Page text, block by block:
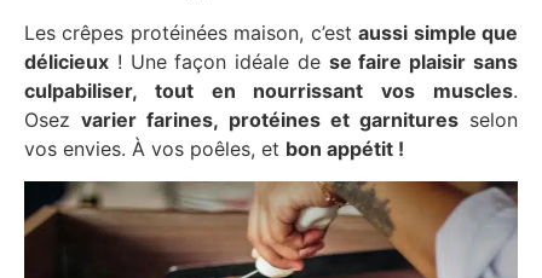
Les crêpes protéinées maison, c’estaussi simple que
délicieux ! Une façon idéale de se faire plaisir sans
culpabiliser, tout en nourrissant vos muscles.
Osezvarier farines, protéines et garnituresselon
vos envies. À vos poêles, et bon appétit !